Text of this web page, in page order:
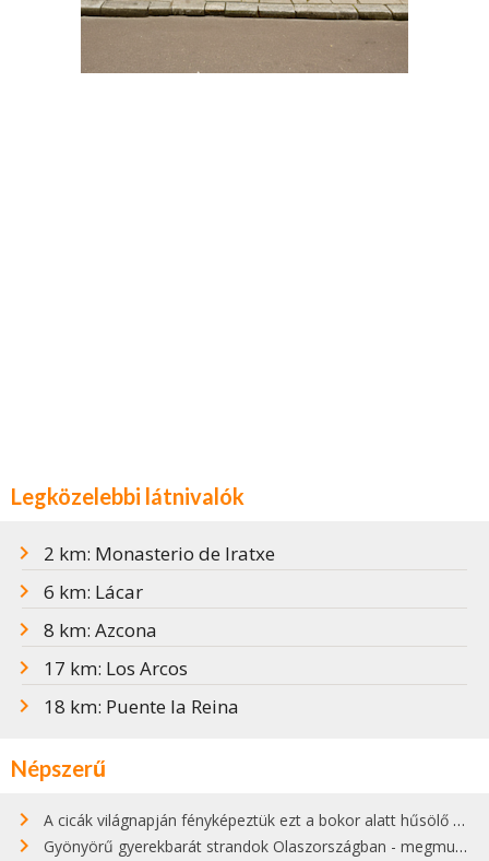
Legközelebbi látnivalók
2 km: Monasterio de Iratxe
6 km: Lácar
8 km: Azcona
17 km: Los Arcos
18 km: Puente la Reina
Népszerű
A cicák világnapján fényképeztük ezt a bokor alatt hűsölő cicát Kisorosziban
Gyönyörű gyerekbarát strandok Olaszországban - megmutatjuk a 15 legjobbat